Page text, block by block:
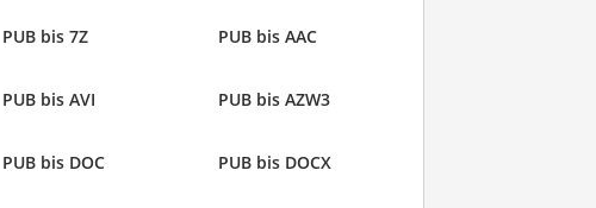
PUB bis 7Z PUB bis AAC
PUB bis AVI PUB bis AZW3
PUB bis DOC PUB bis DOCX